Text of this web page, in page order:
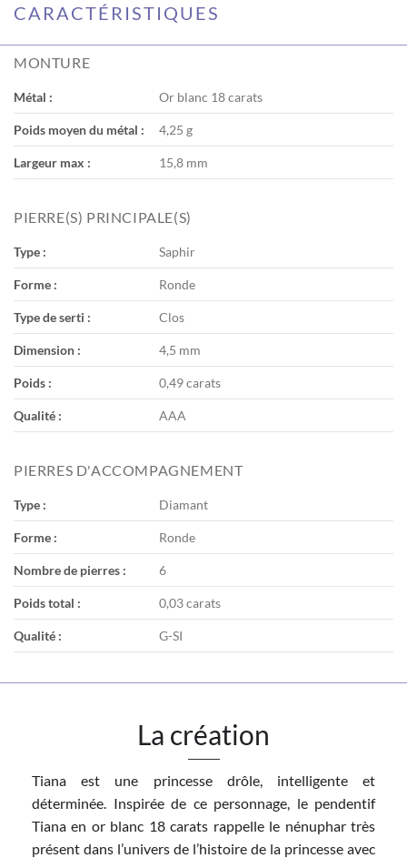
CARACTÉRISTIQUES
MONTURE
Métal : Or blanc 18 carats
Poids moyen du métal : 4,25 g
Largeur max : 15,8 mm
PIERRE(S) PRINCIPALE(S)
Type : Saphir
Forme : Ronde
Type de serti : Clos
Dimension : 4,5 mm
Poids : 0,49 carats
Qualité : AAA
PIERRES D'ACCOMPAGNEMENT
Type : Diamant
Forme : Ronde
Nombre de pierres : 6
Poids total : 0,03 carats
Qualité : G-SI
La création
Tiana est une princesse drôle, intelligente et
déterminée. Inspirée de ce personnage, le pendentif
Tiana en or blanc 18 carats rappelle le nénuphar très
présent dans l’univers de l’histoire de la princesse avec